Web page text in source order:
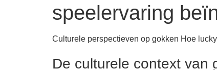
speelervaring
Culturele perspectieven op gokken Hoe
De culturele context van